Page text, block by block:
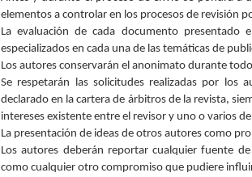
elementos a controlar en los procesos de revisión
La evaluación de cada documento presentado
especializados en cada una de las temáticas de
Los autores conservarán el anonimato durante
Se respetarán las solicitudes realizadas por
declarado en la cartera de árbitros de la revista,
intereses existente entre el revisor y uno o varios
La presentación de ideas de otros autores como
Los autores deberán reportar cualquier fuente
como cualquier otro compromiso que pudiere